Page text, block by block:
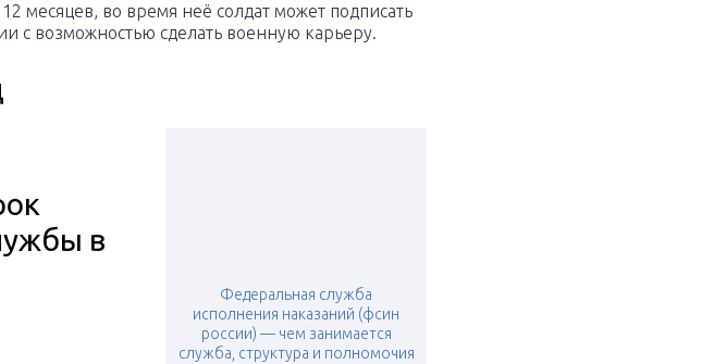
месяцев, во время неё солдат может подписать
с возможностью сделать военную карьеру.
Федеральная служба
исполнения наказаний (фсин
россии) — чем занимается
служба, структура и полномочия
в